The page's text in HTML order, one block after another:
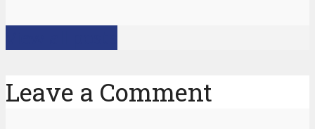
Leave a Comment